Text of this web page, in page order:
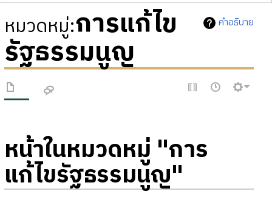
คำอธิบาย
หมวดหมู่:การแก้ไข
รัฐธรรมนูญ
หน้าในหมวดหมู่ "การ
แก้ไขรัฐธรรมนูญ"